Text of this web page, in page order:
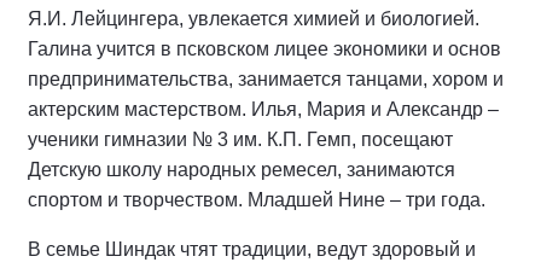
Я.И. Лейцингера, увлекается химией и биологией.
Галина учится в псковском лицее экономики и основ
предпринимательства, занимается танцами, хором и
актерским мастерством. Илья, Мария и Александр –
ученики гимназии № 3 им. К.П. Гемп, посещают
Детскую школу народных ремесел, занимаются
спортом и творчеством. Младшей Нине – три года.
В семье Шиндак чтят традиции, ведут здоровый и